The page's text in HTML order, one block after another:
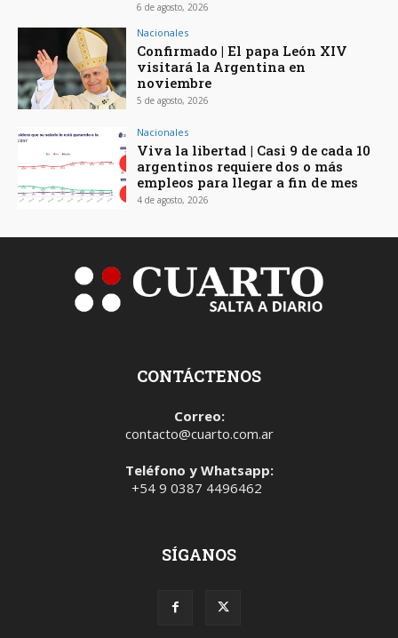
6 de agosto, 2026
Nacionales
Confirmado | El papa León XIV
visitará la Argentina en
noviembre
5 de agosto, 2026
Nacionales
Viva la libertad | Casi 9 de cada 10
argentinos requiere dos o más
empleos para llegar a fin de mes
4 de agosto, 2026
CONTÁCTENOS
Correo:
contacto@cuarto.com.ar
Teléfono y Whatsapp:
+54 9 0387 4496462
SÍGANOS